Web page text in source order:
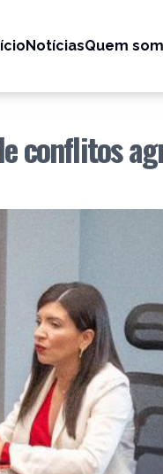
NotíciasQuem
conflitos